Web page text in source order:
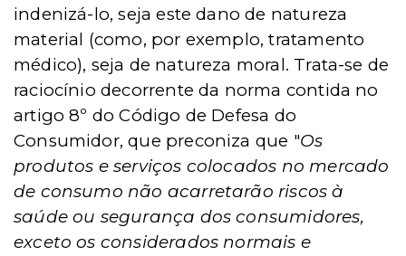
indenizá-lo, seja este dano de natureza
material (como, por exemplo, tratamento
médico), seja de natureza moral. Trata-se de
raciocínio decorrente da norma contida no
artigo 8º do Código de Defesa do
Consumidor, que preconiza que "Os
produtos e serviços colocados no mercado
de consumo não acarretarão riscos à
saúde ou segurança dos consumidores,
exceto os considerados normais e